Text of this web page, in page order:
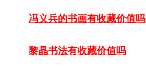
冯义兵的书画有收藏价值吗
黎晶书法有收藏价值吗